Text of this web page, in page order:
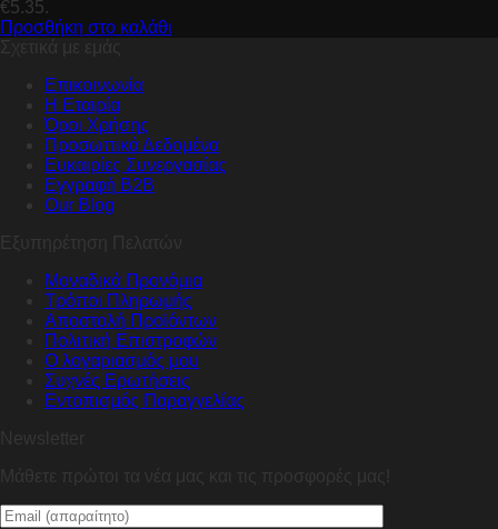
€5.35.
Προσθήκη στο καλάθι
Σχετικά με εμάς
Επικοινωνία
Η Εταιρία
Όροι Χρήσης
Προσωπικά Δεδομένα
Ευκαιρίες Συνεργασίας
Εγγραφή B2B
Our Blog
Εξυπηρέτηση Πελατών
Μοναδικά Προνόμια
Τρόποι Πληρωμής
Αποστολή Προϊόντων
Πολιτική Επιστροφών
Ο λογαριασμός μου
Συχνές Ερωτήσεις
Εντοπισμός Παραγγελίας
Newsletter
Μάθετε πρώτοι τα νέα μας και τις προσφορές μας!